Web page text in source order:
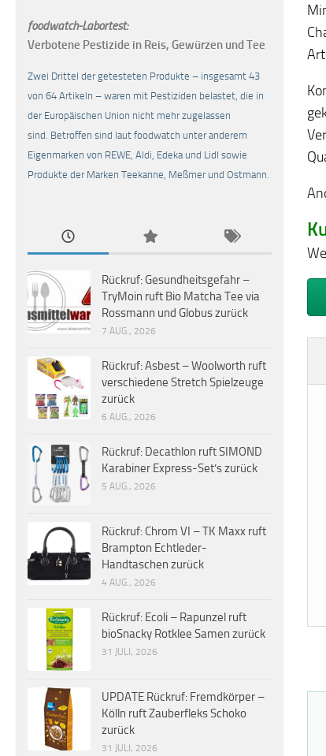
foodwatch-Labortest:
Verbotene Pestizide in Reis, Gewürzen und Tee
Zwei Drittel der getesteten Produkte – insgesamt 43
von 64 Artikeln – waren mit Pestiziden belastet, die in
der Europäischen Union nicht mehr zugelassen
sind. Betroffen sind laut foodwatch unter anderem
Eigenmarken von REWE, Aldi, Edeka und Lidl sowie
Produkte der Marken Teekanne, Meßmer und Ostmann.
Rückruf: Gesundheitsgefahr –
TryMoin ruft Bio Matcha Tee via
Rossmann und Globus zurück
7 AUG., 2026
Rückruf: Asbest – Woolworth ruft
verschiedene Stretch Spielzeuge
zurück
6 AUG., 2026
Rückruf: Decathlon ruft SIMOND
Karabiner Express-Set’s zurück
5 AUG., 2026
Rückruf: Chrom VI – TK Maxx ruft
Brampton Echtleder-
Handtaschen zurück
4 AUG., 2026
Rückruf: Ecoli – Rapunzel ruft
bioSnacky Rotklee Samen zurück
31 JULI, 2026
UPDATE Rückruf: Fremdkörper –
Kölln ruft Zauberfleks Schoko
zurück
31 JULI, 2026